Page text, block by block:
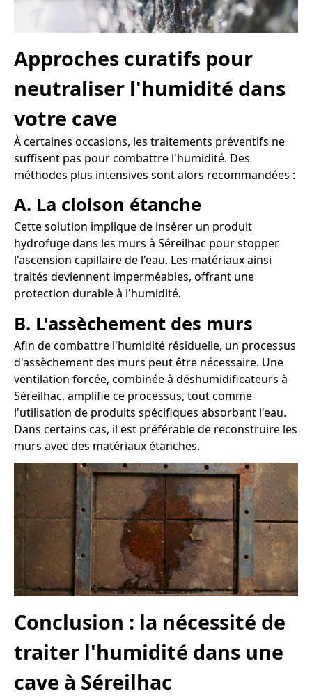
Approches curatifs pour
neutraliser l'humidité dans
votre cave
À certaines occasions, les traitements préventifs ne
suffisent pas pour combattre l'humidité. Des
méthodes plus intensives sont alors recommandées :
A. La cloison étanche
Cette solution implique de insérer un produit
hydrofuge dans les murs à Séreilhac pour stopper
l'ascension capillaire de l'eau. Les matériaux ainsi
traités deviennent imperméables, offrant une
protection durable à l'humidité.
B. L'assèchement des murs
Afin de combattre l'humidité résiduelle, un processus
d'assèchement des murs peut être nécessaire. Une
ventilation forcée, combinée à déshumidificateurs à
Séreilhac, amplifie ce processus, tout comme
l'utilisation de produits spécifiques absorbant l'eau.
Dans certains cas, il est préférable de reconstruire les
murs avec des matériaux étanches.
Conclusion : la nécessité de
traiter l'humidité dans une
cave à Séreilhac